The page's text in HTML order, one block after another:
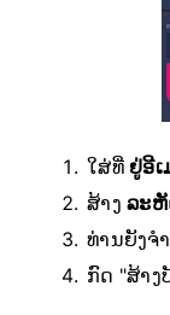
ໃສ່ທີ່ ຢູ່ອີ
ສ້າງລະຫັ
ທ່ານຍັງຈ
ກົດ "ສ້າງ